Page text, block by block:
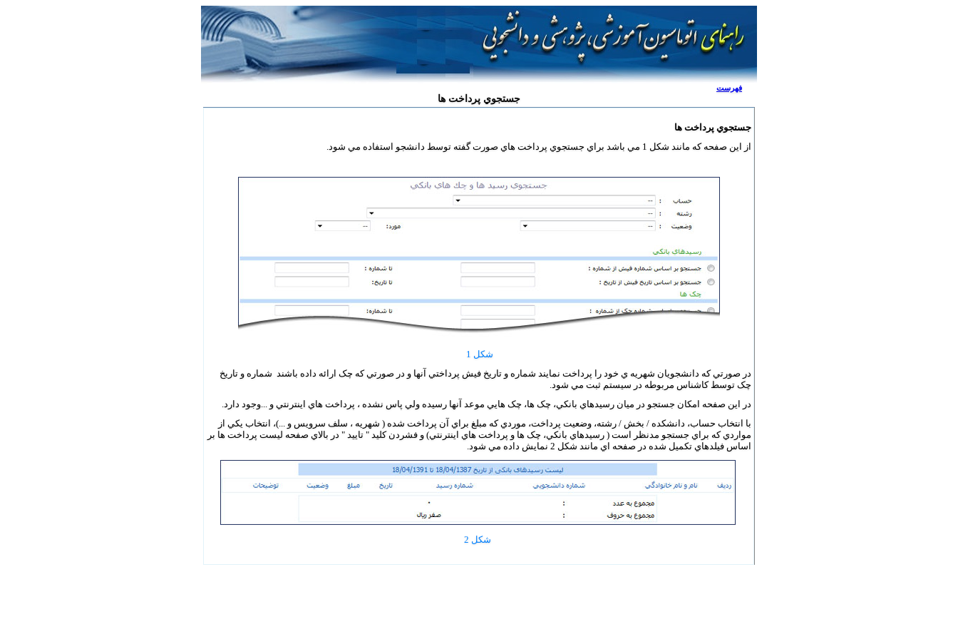
فهرست
جستجوي پرداخت ها
جستجوي پرداخت ها
از اين صفحه که مانند شکل 1 مي باشد براي جستجوي پرداخت هاي صورت گفته توسط دانشجو استفاده مي شود.
شکل 1
در صورتي که دانشجويان شهريه ي خود را پرداخت نمايند شماره و تاريخ فيش پرداختي آنها و در صورتي که چک ارائه داده باشند شماره و تاريخ
چک توسط کاشناس مربوطه در سيستم ثبت مي شود.
در اين صفحه امکان جستجو در ميان رسيدهاي بانکي، چک ها، چک هايي موعد آنها رسيده ولي پاس نشده ، پرداخت هاي اينترنتي و ...وجود دارد.
با انتخاب حساب، دانشکده / بخش / رشته، وضعيت پرداخت، موردي که مبلغ براي آن پرداخت شده ( شهريه ، سلف سرويس و ...)، انتخاب يکي از
مواردي که براي جستجو مدنظر است ( رسيدهاي بانکي، چک ها و پرداخت هاي اينترنتي) و فشردن کليد " تاييد " در بالاي صفحه ليست پرداخت ها بر
اساس فيلدهاي تکميل شده در صفحه اي مانند شکل 2 نمايش داده مي شود.
شکل 2